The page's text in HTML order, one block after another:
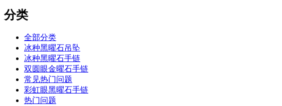
分类
全部分类
冰种黑曜石吊坠
冰种黑曜石手链
双圆眼金曜石手链
常见热门问题
彩虹眼黑曜石手链
热门问题